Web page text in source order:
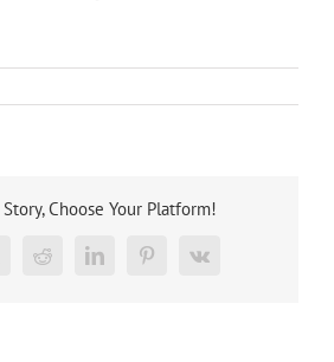
Choose Your Platform!
RedditLinkedInPinterest
Vk